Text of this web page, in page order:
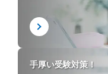
手厚い受験対策！